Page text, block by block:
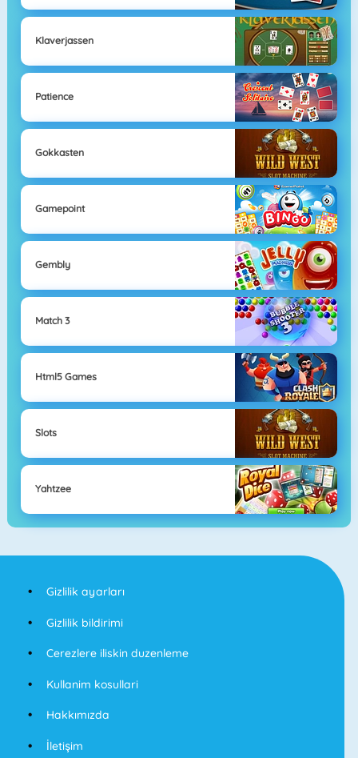
Klaverjassen
Patience
Gokkasten
Gamepoint
Gembly
Match 3
Html5 Games
Slots
Yahtzee
Gizlilik ayarları
Gizlilik bildirimi
Cerezlere iliskin duzenleme
Kullanim kosullari
Hakkımızda
İletişim